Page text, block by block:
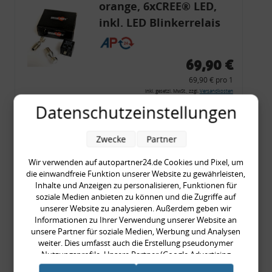
orange, 6xCREE® LED,
inkl. LED Blinkerrelais
CF 14
69,90 €
69,90 € pro 1
inkl. gesetzl. MwSt., zzgl. Versandkosten
Merkzettel
Zum Artikel
Rückleuchtenband mit
Blinker, rot, US-Ecken,
Audi 80 Cabrio, Typ 89,
OE-Nr.: 8G0945225 +
8G0945225C
999,99 €
Datenschutzeinstellungen
Wir verwenden auf autopartner24.de Cookies und Pixel, um
die einwandfreie Funktion unserer Website zu gewährleisten,
Inhalte und Anzeigen zu personalisieren, Funktionen für
soziale Medien anbieten zu können und die Zugriffe auf
unserer Website zu analysieren. Außerdem geben wir
Informationen zu Ihrer Verwendung unserer Website an
unsere Partner für soziale Medien, Werbung und Analysen
weiter. Dies umfasst auch die Erstellung pseudonymer
Nutzungsprofile. Unsere Partner (Google Advertising
Products) führen diese Informationen möglicherweise mit
Zwecke Partner